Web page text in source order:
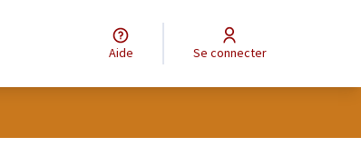
Aide Se connecter